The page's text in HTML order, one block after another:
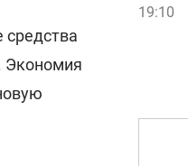
Экономия
19:10